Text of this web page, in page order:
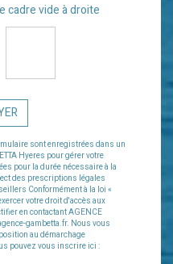
cadre vide à droite
sont enregistrées dans un
Hyeres pour gérer votre
pour la durée nécessaire à la
des prescriptions légales
Conformément à la loi «
votre droit d'accès aux
en contactant AGENCE
gambetta.fr. Nous vous
au démarchage
pouvez vous inscrire ici :